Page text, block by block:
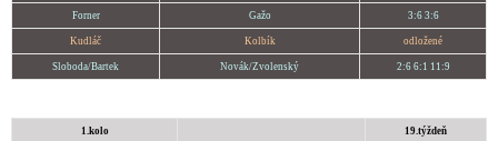
Forner Gažo 3:6 3:6
Kudláč Kolbík odložené
Sloboda/Bartek Novák/Zvolenský 2:6 6:1 11:9
1.kolo 19.týždeň